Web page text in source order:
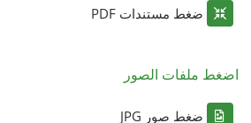
ضغط مستندات PDF
اضغط ملفات الصور
ضغط صور JPG